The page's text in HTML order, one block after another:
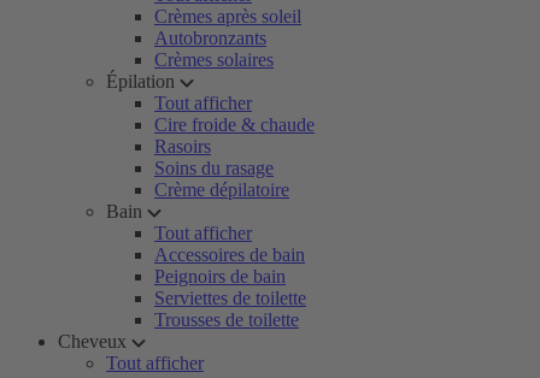
Crèmes après soleil
Autobronzants
Crèmes solaires
Épilation
Tout afficher
Cire froide & chaude
Rasoirs
Soins du rasage
Crème dépilatoire
Bain
Tout afficher
Accessoires de bain
Peignoirs de bain
Serviettes de toilette
Trousses de toilette
Cheveux
Tout afficher